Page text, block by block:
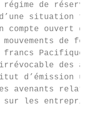
de
situation
compte ouvert
de
Pacifique,
des
d’émission
avenants
sur les